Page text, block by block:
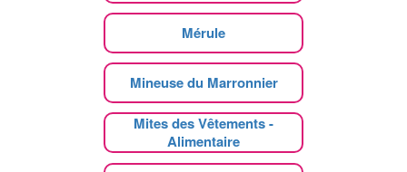
Mérule
Mineuse du Marronnier
Mites des Vêtements -
Alimentaire